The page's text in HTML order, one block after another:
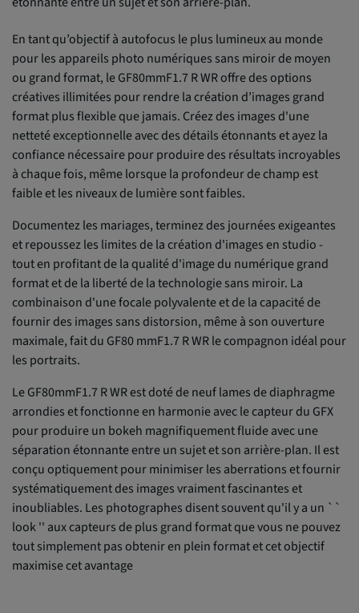
En tant qu’objectif à autofocus le plus lumineux au monde
pour les appareils photo numériques sans miroir de moyen
ou grand format, le GF80mmF1.7 R WR offre des options
créatives illimitées pour rendre la création d’images grand
format plus flexible que jamais. Créez des images d'une
netteté exceptionnelle avec des détails étonnants et ayez la
confiance nécessaire pour produire des résultats incroyables
à chaque fois, même lorsque la profondeur de champ est
faible et les niveaux de lumière sont faibles.
Documentez les mariages, terminez des journées exigeantes
et repoussez les limites de la création d'images en studio -
tout en profitant de la qualité d'image du numérique grand
format et de la liberté de la technologie sans miroir. La
combinaison d'une focale polyvalente et de la capacité de
fournir des images sans distorsion, même à son ouverture
maximale, fait du GF80 mmF1.7 R WR le compagnon idéal pour
les portraits.
Le GF80mmF1.7 R WR est doté de neuf lames de diaphragme
arrondies et fonctionne en harmonie avec le capteur du GFX
pour produire un bokeh magnifiquement fluide avec une
séparation étonnante entre un sujet et son arrière-plan. Il est
conçu optiquement pour minimiser les aberrations et fournir
systématiquement des images vraiment fascinantes et
inoubliables. Les photographes disent souvent qu'il y a un ``
look '' aux capteurs de plus grand format que vous ne pouvez
tout simplement pas obtenir en plein format et cet objectif
maximise cet avantage